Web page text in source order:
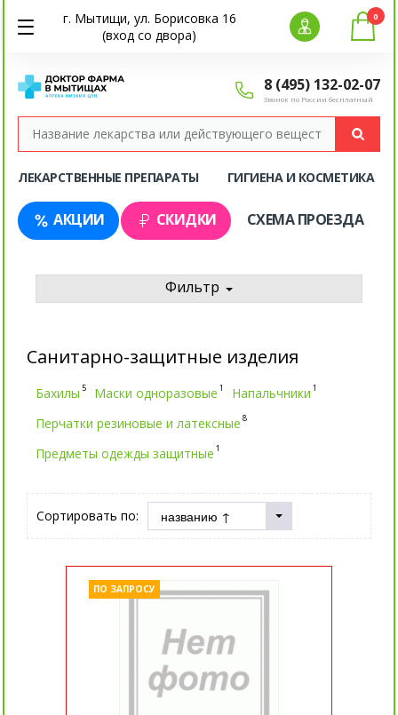
г. Мытищи, ул. Борисовка 16
(вход со двора)
8 (495) 132-02-07
Звонок по России бесплатный
0
ЛЕКАРСТВЕННЫЕ ПРЕПАРАТЫ ГИГИЕНА И КОСМЕТИКА
АКЦИИ СКИДКИ СХЕМА ПРОЕЗДА
Фильтр
Санитарно-защитные изделия
Бахилы 5 Маски одноразовые 1 Напальчники 1
Перчатки резиновые и латексные 8
Предметы одежды защитные 1
Сортировать по:
ПО ЗАПРОСУ